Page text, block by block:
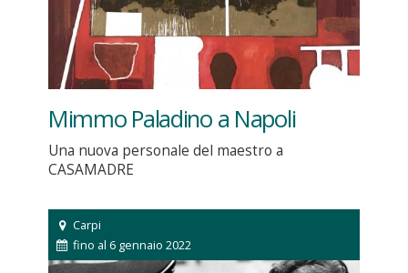
Mimmo Paladino a Napoli
Una nuova personale del maestro a
CASAMADRE
Carpi
fino al 6 gennaio 2022